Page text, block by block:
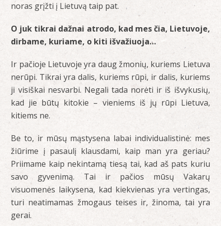
noras grįžti į Lietuvą taip pat.
O juk tikrai dažnai atrodo, kad mes čia, Lietuvoje,
dirbame, kuriame, o kiti išvažiuoja…
Ir pačioje Lietuvoje yra daug žmonių, kuriems Lietuva
nerūpi. Tikrai yra dalis, kuriems rūpi, ir dalis, kuriems
ji visiškai nesvarbi. Negali tada norėti ir iš išvykusių,
kad jie būtų kitokie – vieniems iš jų rūpi Lietuva,
kitiems ne.
Be to, ir mūsų mąstysena labai individualistinė: mes
žiūrime į pasaulį klausdami, kaip man yra geriau?
Priimame kaip nekintamą tiesą tai, kad aš pats kuriu
savo gyvenimą. Tai ir pačios mūsų Vakarų
visuomenės laikysena, kad kiekvienas yra vertingas,
turi neatimamas žmogaus teises ir, žinoma, tai yra
gerai.